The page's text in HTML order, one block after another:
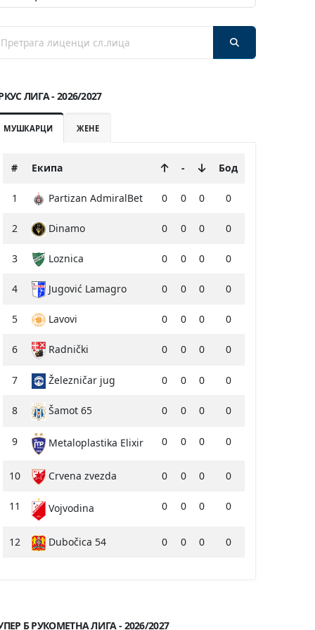
ЛИГА - 2026/2027
МУШКАРЦИ ЖЕНЕ
# Екипа - Бод
1 Partizan AdmiralBet 0 0 0 0
2 Dinamo 0 0 0 0
3 Loznica 0 0 0 0
4 Jugović Lamagro 0 0 0 0
5 Lavovi 0 0 0 0
6 Radnički 0 0 0 0
7 Železničar jug 0 0 0 0
8 Šamot 65 0 0 0 0
9 Metaloplastika Elixir 0 0 0 0
10 Crvena zvezda 0 0 0 0
11 Vojvodina 0 0 0 0
12 Dubočica 54 0 0 0 0
Б РУКОМЕТНА ЛИГА - 2026/2027